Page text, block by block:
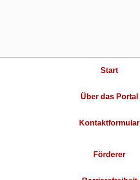
Start
Über das Portal
Kontaktformular
Förderer